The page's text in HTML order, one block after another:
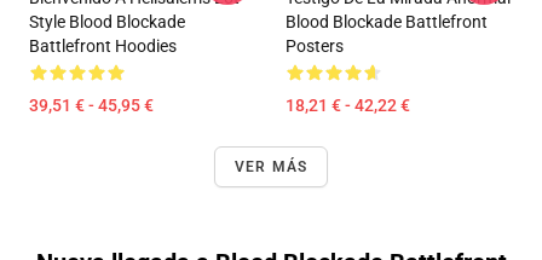
Style Blood Blockade
Battlefront Hoodies
39,51 € - 45,95 €
Blood Blockade Battlefront
Posters
18,21 € - 42,22 €
VER MÁS